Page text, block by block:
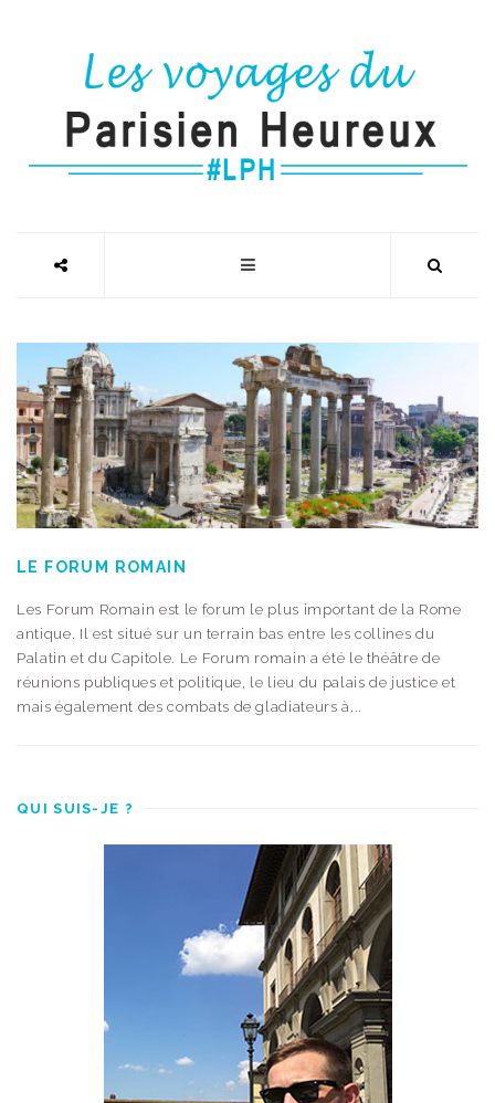
LE FORUM ROMAIN
Les Forum Romain est le forum le plus important de la Rome
antique. Il est situé sur un terrain bas entre les collines du
Palatin et du Capitole. Le Forum romain a été le théâtre de
réunions publiques et politique, le lieu du palais de justice et
mais également des combats de gladiateurs à...
QUI SUIS-JE ?